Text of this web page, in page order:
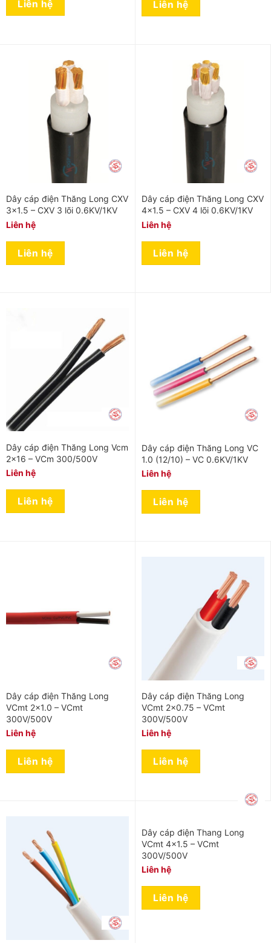
Liên hệ Liên hệ
Dây cáp điện Thăng Long CXV
3×1.5 – CXV 3 lõi 0.6KV/1KV
Liên hệ
Liên hệ
Dây cáp điện Thăng Long CXV
4×1.5 – CXV 4 lõi 0.6KV/1KV
Liên hệ
Liên hệ
Dây cáp điện Thăng Long Vcm
2×16 – VCm 300/500V
Liên hệ
Liên hệ
Dây cáp điện Thăng Long VC
1.0 (12/10) – VC 0.6KV/1KV
Liên hệ
Liên hệ
Dây cáp điện Thăng Long
VCmt 2×1.0 – VCmt
300V/500V
Liên hệ
Liên hệ
Dây cáp điện Thăng Long
VCmt 2×0.75 – VCmt
300V/500V
Liên hệ
Liên hệ
Dây cáp điện Thang Long
VCmt 4×1.5 – VCmt
300V/500V
Liên hệ
Liên hệ